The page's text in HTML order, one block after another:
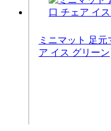
ミニマット 足
ア イス グリーン